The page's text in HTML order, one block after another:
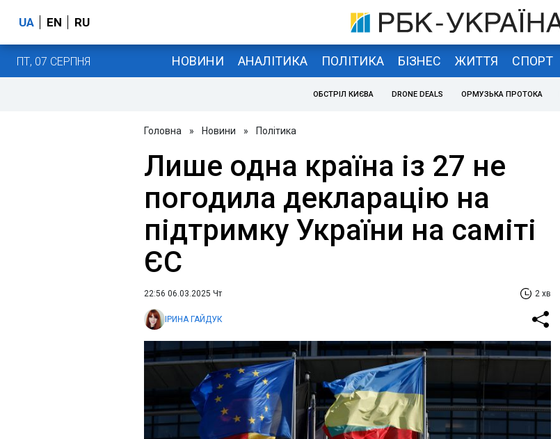
UA EN RU
ПТ, 07 СЕРПНЯ НОВИНИ АНАЛІТИКА ПОЛІТИКА БІЗНЕС ЖИТТЯ СПОРТ
ОБСТРІЛ КИЄВА DRONE DEALS ОРМУЗЬКА ПРОТОКА
Головна » Новини » Політика
Лише одна країна із 27 не
погодила декларацію на
підтримку України на саміті
ЄС
22:56 06.03.2025 Чт 2 хв
ІРИНА ГАЙДУК